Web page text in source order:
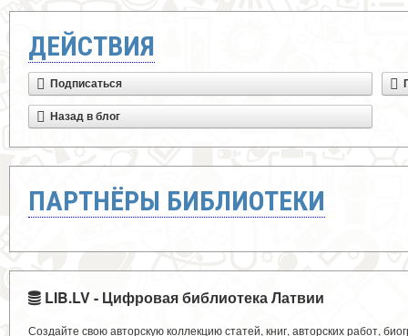
ДЕЙСТВИЯ
Подписаться
Назад в блог
ПАРТНЁРЫ БИБЛИОТЕКИ
LIB.LV - Цифровая библиотека Латвии
Создайте свою авторскую коллекцию статей, книг, авторских работ,